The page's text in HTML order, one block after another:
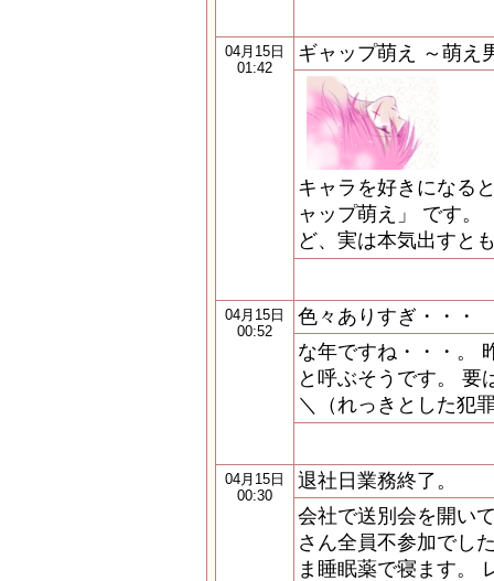
04月15日
01:42
ギャップ萌え ～萌え
キャラを好きになる
ャップ萌え」 です。
ど、実は本気出すと
04月15日
00:52
色々ありすぎ・・・
な年ですね・・・。
と呼ぶそうです。 要
＼（れっきとした犯
04月15日
00:30
退社日業務終了。
会社で送別会を開い
さん全員不参加でし
ま睡眠薬で寝ます。